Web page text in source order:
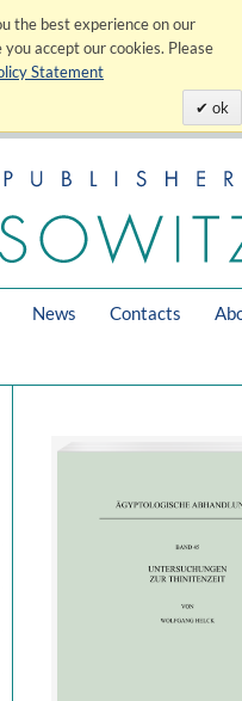
the best experience on our
accept our cookies. Please
Statement
ok
News Contacts